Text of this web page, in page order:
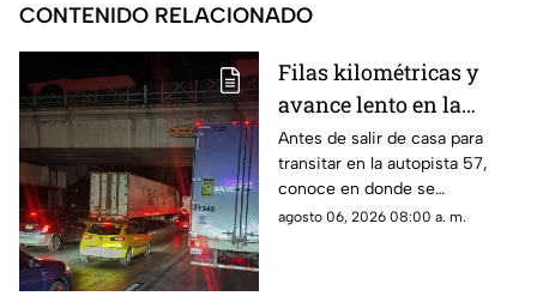
CONTENIDO RELACIONADO
Filas kilométricas y
avance lento en la
autopista 57: los tramos
colapsados este jueves
6 de agosto
Antes de salir de casa para
transitar en la autopista 57,
conoce en donde se
encuentran las zonas más
agosto 06, 2026 08:00 a. m.